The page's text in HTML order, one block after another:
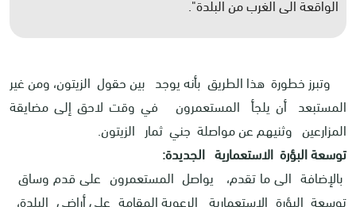
وتبرز خطورة هذا الطريق بأنه يوجد بين حقول الزيتون، ومن غير
المستبعد أن يلجأ المستعمرون في وقت لاحق إلى مضايقة
المزارعين وثنيهم عن مواصلة جني ثمار الزيتون.
توسعة البؤرة الاستعمارية الجديدة:
بالإضافة الى ما تقدم، يواصل المستعمرون على قدم وساق
توسعة البؤرة الاستعمارية الرعوية المقامة على أراضي البلدة،